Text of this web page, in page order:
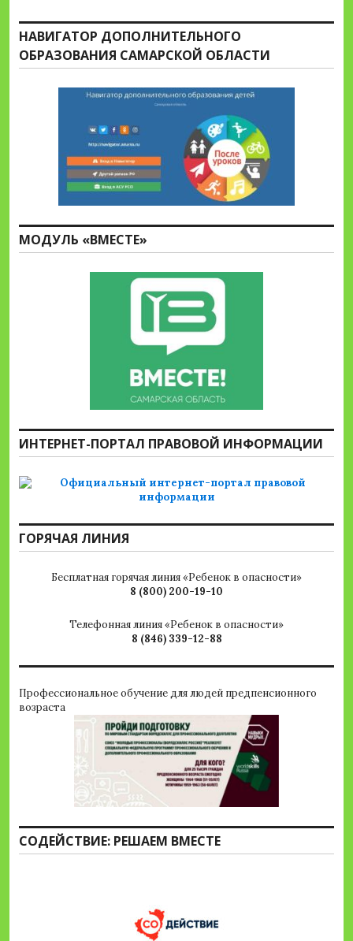
НАВИГАТОР ДОПОЛНИТЕЛЬНОГО
ОБРАЗОВАНИЯ САМАРСКОЙ ОБЛАСТИ
МОДУЛЬ «ВМЕСТЕ»
ИНТЕРНЕТ-ПОРТАЛ ПРАВОВОЙ ИНФОРМАЦИИ
ГОРЯЧАЯ ЛИНИЯ
Бесплатная горячая линия «Ребенок в опасности»
8 (800) 200-19-10
Телефонная линия «Ребенок в опасности»
8 (846) 339-12-88
Профессиональное обучение для людей предпенсионного
возраста
СОДЕЙСТВИЕ: РЕШАЕМ ВМЕСТЕ